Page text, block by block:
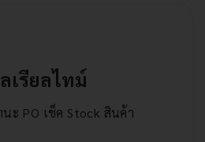
รียลไทม์
ะ PO เช็ค Stock สินค้า